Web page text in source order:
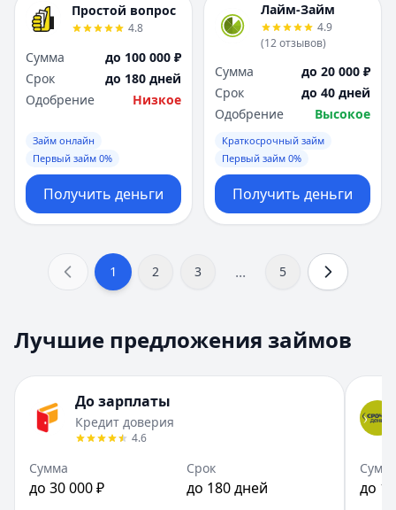
Простой вопрос
4.8
Сумма
до 100 000 ₽
Срок
до 180 дней
Одобрение
Низкое
Займ онлайн
Первый займ 0%
Получить деньги
Лайм-Займ
4.9
(12отзывов)
Сумма
до 20 000 ₽
Срок
до 40 дней
Одобрение
Высокое
Краткосрочный займ
Первый займ 0%
Получить деньги
1 2 3 ... 5
Лучшие предложения займов
До зарплаты
Кредит доверия
4.6
Сумма
до 30 000 ₽
Срок
до 180 дней до